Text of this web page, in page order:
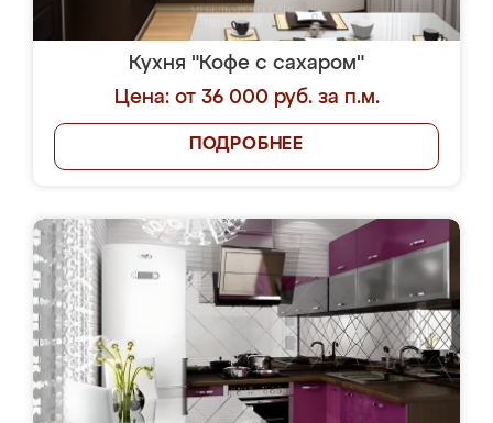
Кухня "Кофе с сахаром"
Цена: от 36 000 руб. за п.м.
ПОДРОБНЕЕ